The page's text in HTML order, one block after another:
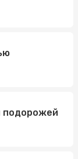
подорожей